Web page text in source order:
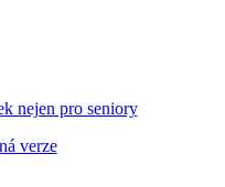
nejen pro seniory